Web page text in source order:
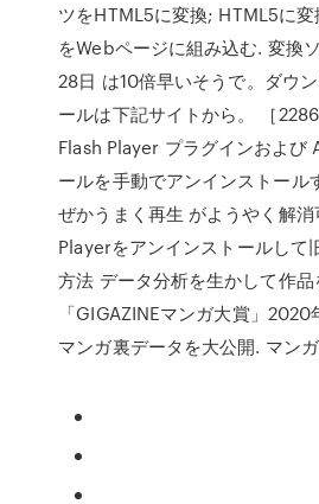
ツをHTML5に変換; HTML5に
をWebページに組み込む. 変換
28日 は10倍早いそうで。ダウ
ールは下記サイトから。 ［
Flash Player プラグインおよび
ールを手動でアンインストール
ぜかうまく再生 がようやく解消
Playerをアンインストールして
方法 データ分析を生かして作品
「GIGAZINEマンガ大賞」
マンガ裏データを大公開. マンガ